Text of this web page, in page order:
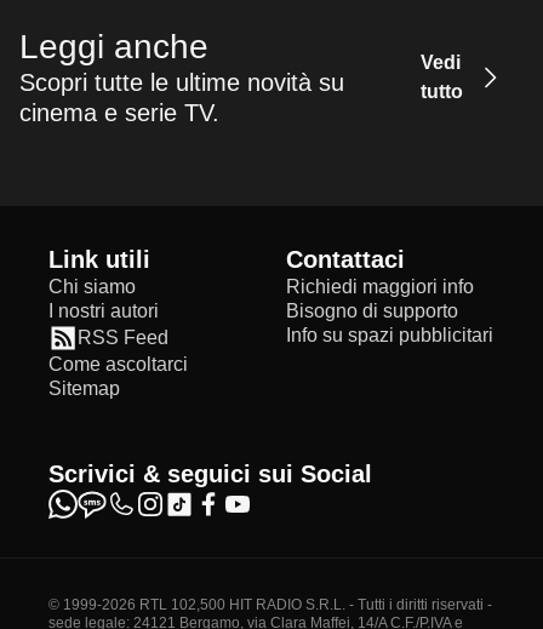
Leggi anche
Scopri tutte le ultime novità su
cinema e serie TV.
Vedi
tutto
Link utili
Chi siamo
I nostri autori
RSS Feed
Come ascoltarci
Sitemap
Contattaci
Richiedi maggiori info
Bisogno di supporto
Info su spazi pubblicitari
Scrivici & seguici sui Social
© 1999-2026 RTL 102,500 HIT RADIO S.R.L. - Tutti i diritti riservati -
sede legale: 24121 Bergamo, via Clara Maffei, 14/A C.F./P.IVA e